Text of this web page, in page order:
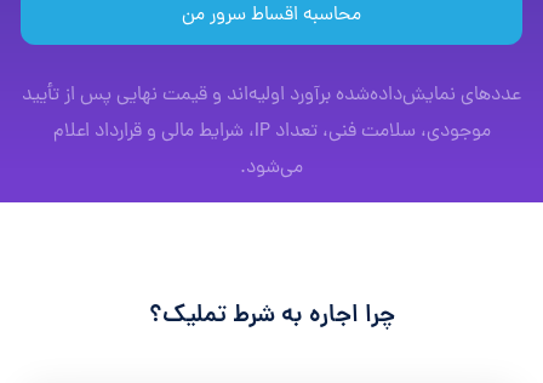
محاسبه اقساط سرور من
عددهای نمایش‌داده‌شده برآورد اولیه‌اند و قیمت نهایی پس از تأیید
موجودی، سلامت فنی، تعداد IP، شرایط مالی و قرارداد اعلام
می‌شود.
چرا اجاره به شرط تملیک؟